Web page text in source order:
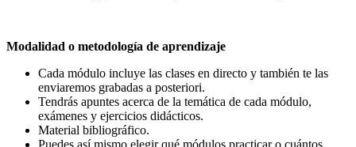
Modalidad o metodología de aprendizaje
Cada módulo incluye las clases en directo y también te las
enviaremos grabadas a posteriori.
Tendrás apuntes acerca de la temática de cada módulo,
exámenes y ejercicios didácticos.
Material bibliográfico.
Puedes así mismo elegir qué módulos practicar o cuántos